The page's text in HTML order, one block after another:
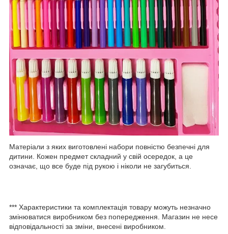
Матеріали з яких виготовлені набори повністю безпечні для
дитини. Кожен предмет складний у свій осередок, а це
означає, що все буде під рукою і ніколи не загубиться.
*** Характеристики та комплектація товару можуть незначно
змінюватися виробником без попередження. Магазин не несе
відповідальності за зміни, внесені виробником.